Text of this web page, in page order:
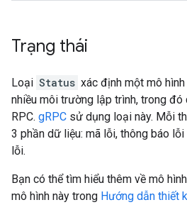
Trạng thái
Loại Status xác định một mô
nhiều môi trường lập trình, trong đó
RPC. gRPC sử dụng loại này. Mỗi
3 phần dữ liệu: mã lỗi, thông báo
lỗi.
Bạn có thể tìm hiểu thêm về mô
mô hình này trong Hướng dẫn thiết